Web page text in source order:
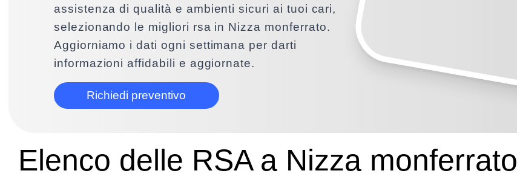
assistenza di qualità e ambienti sicuri ai tuoi cari,
selezionando le migliori rsa in Nizza monferrato.
Aggiorniamo i dati ogni settimana per darti
informazioni affidabili e aggiornate.
Richiedi preventivo
Elenco delle RSA a Nizza monferrato